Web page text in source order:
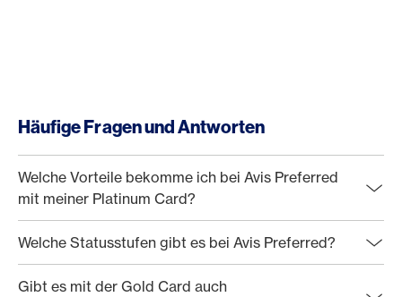
Häufige Fragen und Antworten
Welche Vorteile bekomme ich bei Avis Preferred
mit meiner Platinum Card?
Welche Statusstufen gibt es bei Avis Preferred?
Gibt es mit der Gold Card auch